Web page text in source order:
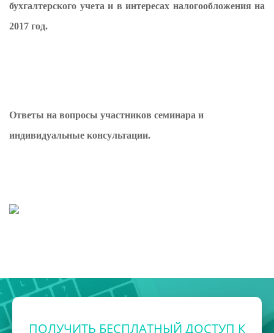
бухгалтерского учета и в интересах налогообложения на
2017 год.
Ответы на вопросы участников семинара и
индивидуальные консультации.
ПОЛУЧИТЬ БЕСПЛАТНЫЙ ДОСТУП К